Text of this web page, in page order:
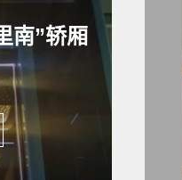
南”轿厢